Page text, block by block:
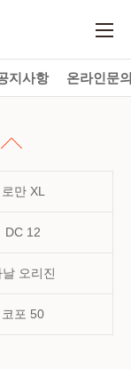
지사항 온라인문
로만 XL
DC 12
날 오리진
코포 50